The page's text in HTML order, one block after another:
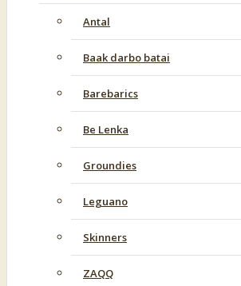
Antal
Baak darbo batai
Barebarics
Be Lenka
Groundies
Leguano
Skinners
ZAQQ